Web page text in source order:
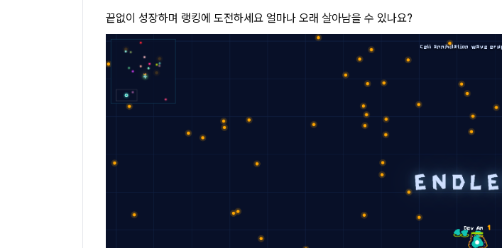
끝없이 성장하며 랭킹에 도전하세요 얼마나 오래 살아남을 수 있나요?